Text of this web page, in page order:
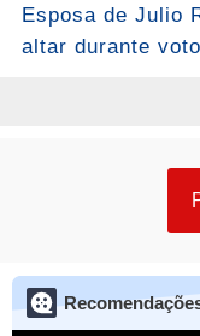
atenção”...Ver
Esposa de Julio
altar durante